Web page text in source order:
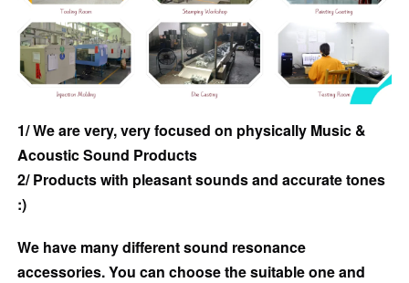
1/ We are very, very focused on physically Music &
Acoustic Sound Products
2/ Products with pleasant sounds and accurate tones
:)
We have many different sound resonance
accessories. You can choose the suitable one and